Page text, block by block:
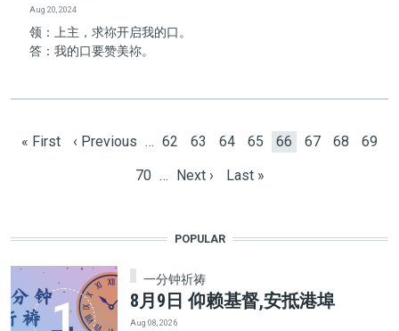
Aug 20, 2024
领：上主，求祢开启我的口。
答：我的口要赞美祢。
First page
« First Previous page
‹ Previous … Page
62 Page
63 Page
64 Page
65 Current page
66 Page
67 Page
68 Page
69
Page
70 … Next page
Next › Last page
Last »
POPULAR
一分钟祈祷
8月9日 仰赖基督,安抵港埠
Aug 08, 2026